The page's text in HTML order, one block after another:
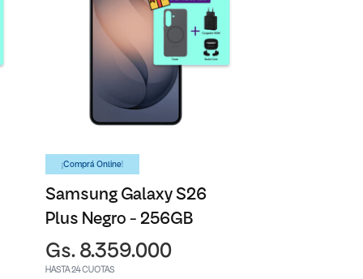
¡Comprá Online!
Samsung Galaxy S26
Plus Negro - 256GB
Gs. 8.359.000
HASTA 24 CUOTAS